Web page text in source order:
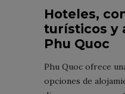
Hoteles,
turísticos y
Phu Quoc
Phu Quoc ofrece
opciones de